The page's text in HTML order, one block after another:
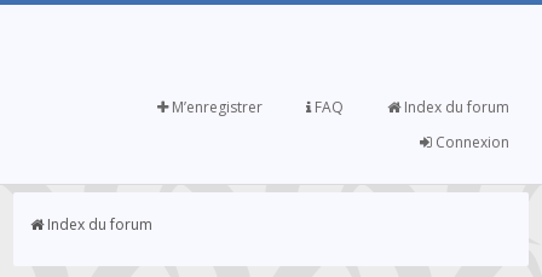
Index du forum
FAQ
M’enregistrer
Connexion
Index du forum